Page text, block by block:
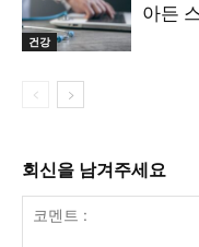
건강
아든
회신을 남겨주세요